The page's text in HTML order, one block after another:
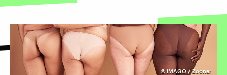
© IMAGO / Zoonar